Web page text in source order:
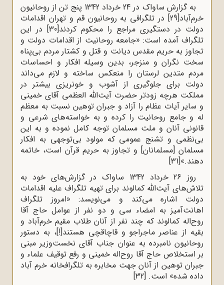
به گزارش ساواک در 24 خرداد 1342 پنج تن از روحانیون
خرم‌آباد[29]
در تلگرافی به روحانیون قم و تهران اقدامات
دولت در دستگیری مراجع را محکوم کردند[30]
در این
تلگراف آمده است: «جامعه روحانیت از اقدامات دولت و
تجاوز به حریم مقدس دیانت و قتل و کشتار مردم بی‌پناه
سخت نگران و منزجر، بدین وسیله افکار و احساسات
مردم متدین لرستان را منعکس ساخته و لازم می‌داند
دولت برای جلوگیری از آشوب و خونریزی بیشتر در
مملکت هرچه زودتر حضرت آیت‌الله العظمی آقای خمینی
و سایر آیات عظام را آزاد و جبران توهین نسبت به معظم
له و جامع روحانیت را کرده و به خواسته‌های شرعی و
قانونی آنان و ملت مسلمان توجه کامل نموده و به این
بی‌نظمی و تشنج عمومی که مولود بی‌توجهی به افکار
مسلمان [مسلمانان] و تجاوز به حریم قرآن است، خاتمه
دهند.»[31]
روز 26 خرداد 1342 ساواک در گزارش‌های خود به
تلاش‌های آیت‌الله کمالوند برای تهیه تلگراف علیه اقدامات
دولت اشاره می‌کند و می‌نویسد: «امروز تلگراف
اهانت‌آمیز به امضاء سی و دو نفر از عوامل حاج آقا
روح‌اله کمالوند که چند نفر از آنان طلاب مقیم خرم‌آباد و
بقیه از عناصر ماجراجو و قاچاقچی هستند[!]، به دستور
روحانیون نامبرده به عنوان جناب آقای نخست‌وزیر مبنی
بر استخلاص حاج آقا روح‌اله خمینی و رفع توقیف علماء و
جبران توهین از آنان جهت مخابره به تلگرافخانه خرم آباد
داده شده» است. [32]